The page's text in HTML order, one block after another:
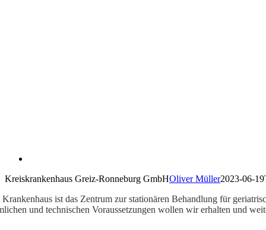
Kreiskrankenhaus Greiz-Ronneburg GmbHOliver Müller2023-06-
Krankenhaus ist das Zentrum zur stationären Behandlung für
und technischen Voraussetzungen wollen wir erhalten und